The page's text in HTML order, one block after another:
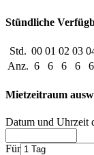
Stündliche
Std. 00 01 02 03
Anz. 6 6 6 6 6
Mietzeitraum
Datum und Uhrzeit
Für